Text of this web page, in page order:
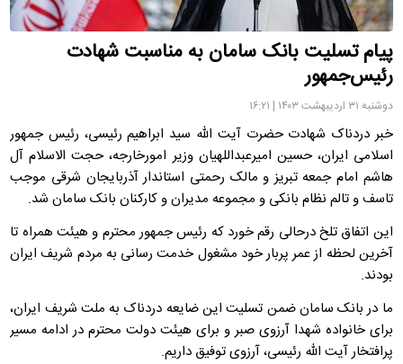
پیام تسلیت بانک سامان به مناسبت شهادت
رئیس‌جمهور
دوشنبه ۳۱ اردیبهشت ۱۴۰۳ | ۱۶:۲۱
خبر دردناک شهادت حضرت آیت الله سید ابراهیم رئیسی، رئیس جمهور
اسلامی ایران، حسین امیرعبداللهیان وزیر امورخارجه، حجت الاسلام آل
هاشم امام جمعه تبریز و مالک رحمتی استاندار آذربایجان شرقی موجب
تاسف و تالم نظام بانکی و مجموعه مدیران و کارکنان بانک سامان شد.
این اتفاق تلخ درحالی رقم خورد که رئیس جمهور محترم و هیئت همراه تا
آخرین لحظه از عمر پربار خود مشغول خدمت رسانی به مردم شریف ایران
بودند.
ما در بانک سامان ضمن تسلیت این ضایعه دردناک به ملت شریف ایران،
برای خانواده شهدا آرزوی صبر و برای هیئت دولت محترم در ادامه مسیر
پرافتخار آیت الله رئیسی، آرزوی توفیق داریم.